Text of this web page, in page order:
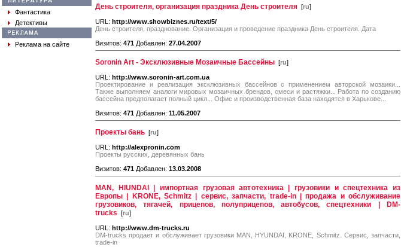
Фантастика
Детективы
Реклама на сайте
День строителя, организация праздника День строителя [ru]
URL: http://www.showbiznes.ru/text/5/
День строителя, празднование. Организация и проведение праздника День строителя. Дата
Визитов: 471 Добавлен: 27.04.2007
Soronin Art - Эксклюзивные Мозаичные Бассейны [ru]
URL: http://www.soronin-art.com.ua
Проектирование и реализация эксклюзивных бассейнов с применением авторской мозаики...
Также выполняем аналоги мировых мозаичных брендов, смеси и растяжки... Работа по созданию
бассейна предполагает полный цикл... Офис и производственная база находятся в Харькове...
Визитов: 471 Добавлен: 11.05.2007
Проекты бань [ru]
URL: http://alexpronin.com
Проекты русских, деревянных бань
Визитов: 471 Добавлен: 13.03.2008
MAN, HIUNDAI | импортная грузовая автотехника | грузовики и спецтехника из
Европы | KRONE, Schmitz | сервис, запчасти, trade-in | продажа и обслуживание
грузовиков, тягачей, прицепов, полуприцепов, автобусов, спецтехники | DM-
trucks [ru]
URL: http://www.dm-trucks.ru
DM-trucks продает и обслуживает грузовики MAN, HYUNDAI, KRONE, Schmitz. Сервис, запчасти,
trade-in